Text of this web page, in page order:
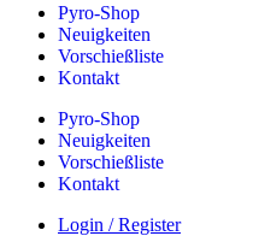
Pyro-Shop
Neuigkeiten
Vorschießliste
Kontakt
Pyro-Shop
Neuigkeiten
Vorschießliste
Kontakt
Login / Register